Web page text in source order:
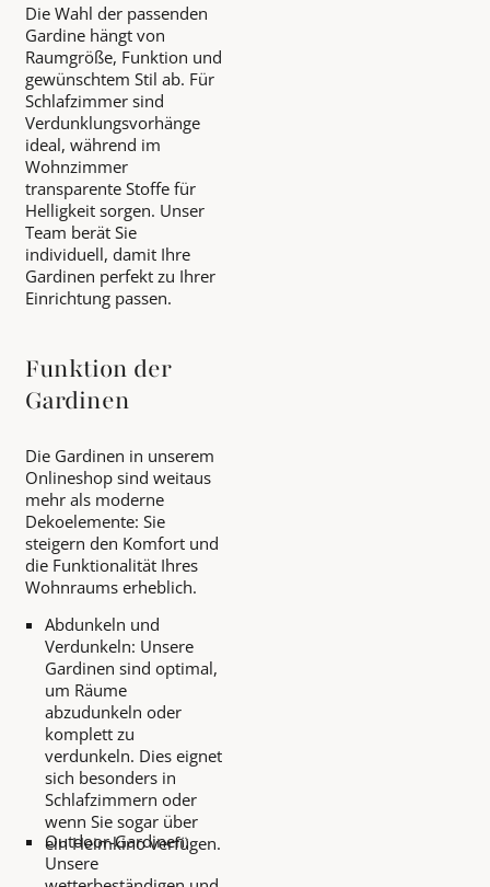
Die Wahl der passenden
Gardine hängt von
Raumgröße, Funktion und
gewünschtem Stil ab. Für
Schlafzimmer sind
Verdunklungsvorhänge
ideal, während im
Wohnzimmer
transparente Stoffe für
Helligkeit sorgen. Unser
Team berät Sie
individuell, damit Ihre
Gardinen perfekt zu Ihrer
Einrichtung passen.
Funktion der
Gardinen
Die Gardinen in unserem
Onlineshop sind weitaus
mehr als moderne
Dekoelemente: Sie
steigern den Komfort und
die Funktionalität Ihres
Wohnraums erheblich.
Abdunkeln und
Verdunkeln: Unsere
Gardinen sind optimal,
um Räume
abzudunkeln oder
komplett zu
verdunkeln. Dies eignet
sich besonders in
Schlafzimmern oder
wenn Sie sogar über
ein Heimkino verfügen.
Outdoor-Gardinen:
Unsere